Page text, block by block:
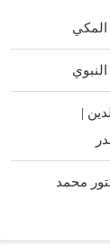
المكي
|
محمد